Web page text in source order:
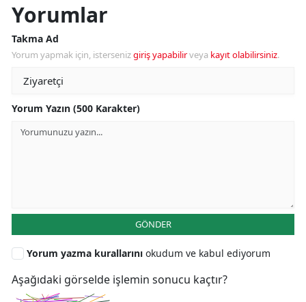
Yorumlar
Takma Ad
Yorum yapmak için, istersenizgiriş yapabilirveya kayıt olabilirsiniz.
Yorum Yazın (500 Karakter)
GÖNDER
Yorum yazma kurallarını okudum ve kabul ediyorum
Aşağıdaki görselde işlemin sonucu kaçtır?